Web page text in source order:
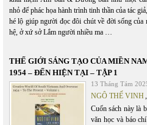
nhỏ để phác họa hành trình tinh thần của tác
hé lộ giúp người đọc đôi chút về đời sống
hệ, ở xứ sở Lắm người nhiều ma …
THẾ GIỚI SÁNG TẠO CỦA MIỀN
1954 – ĐẾN HIỆN TẠI – TẬP 1
13 Tháng Tám
NGÔ THẾ VINH
Cuốn sách này là
văn học và báo